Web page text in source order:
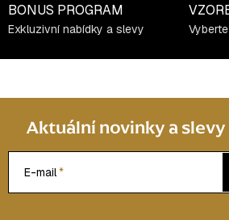
BONUS PROGRAM
Exkluzivní nabídky a slevy
Aktuální novinky a slevy
E-mail